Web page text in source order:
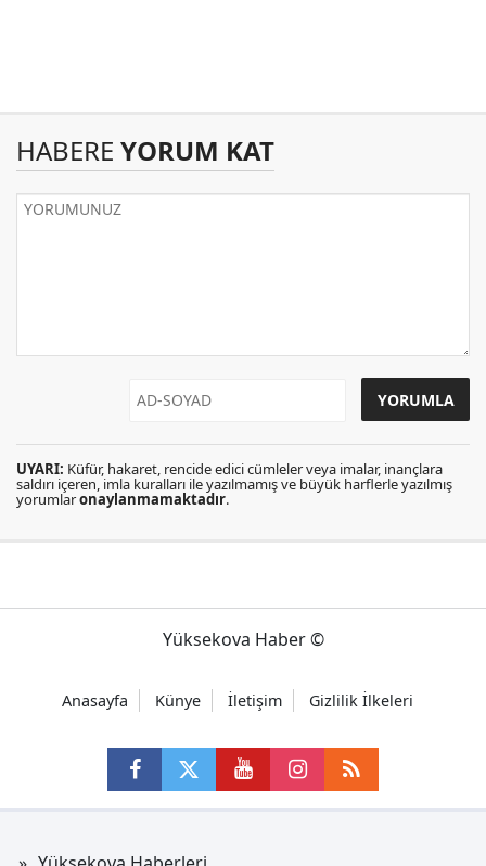
HABERE YORUM KAT
UYARI: Küfür, hakaret, rencide edici cümleler veya imalar, inançlara
saldırı içeren, imla kuralları ile yazılmamış ve büyük harflerle yazılmış
yorumlaronaylanmamaktadır.
Yüksekova Haber ©
Anasayfa Künye İletişim Gizlilik İlkeleri